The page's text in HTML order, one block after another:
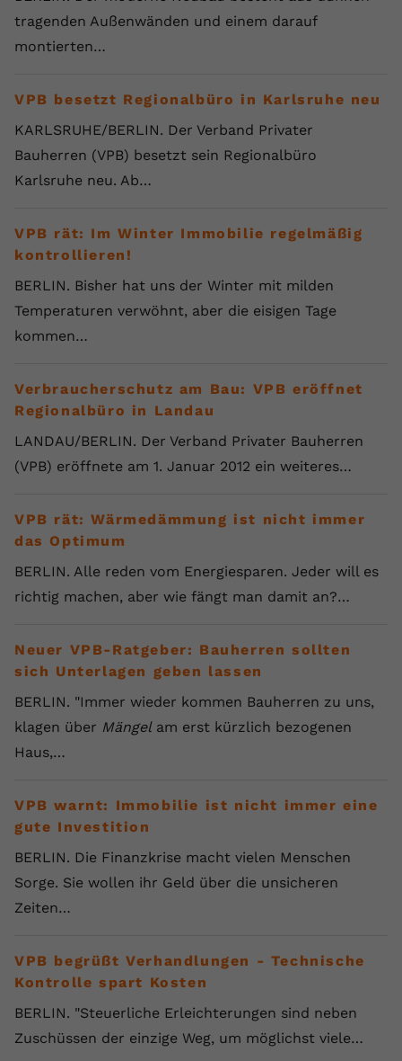
tragenden Außenwänden und einem darauf
montierten…
VPB besetzt Regionalbüro in Karlsruhe neu
KARLSRUHE/BERLIN. Der Verband Privater
Bauherren (VPB) besetzt sein Regionalbüro
Karlsruhe neu. Ab…
VPB rät: Im Winter Immobilie regelmäßig
kontrollieren!
BERLIN. Bisher hat uns der Winter mit milden
Temperaturen verwöhnt, aber die eisigen Tage
kommen…
Verbraucherschutz am Bau: VPB eröffnet
Regionalbüro in Landau
LANDAU/BERLIN. Der Verband Privater Bauherren
(VPB) eröffnete am 1. Januar 2012 ein weiteres…
VPB rät: Wärmedämmung ist nicht immer
das Optimum
BERLIN. Alle reden vom Energiesparen. Jeder will es
richtig machen, aber wie fängt man damit an?…
Neuer VPB-Ratgeber: Bauherren sollten
sich Unterlagen geben lassen
BERLIN. "Immer wieder kommen Bauherren zu uns,
klagen über Mängelam erst kürzlich bezogenen
Haus,…
VPB warnt: Immobilie ist nicht immer eine
gute Investition
BERLIN. Die Finanzkrise macht vielen Menschen
Sorge. Sie wollen ihr Geld über die unsicheren
Zeiten…
VPB begrüßt Verhandlungen - Technische
Kontrolle spart Kosten
BERLIN. "Steuerliche Erleichterungen sind neben
Zuschüssen der einzige Weg, um möglichst viele…